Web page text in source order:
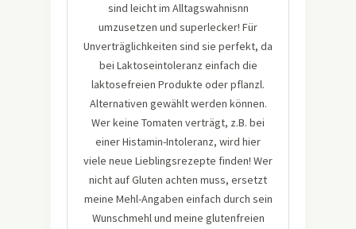
sind leicht im Alltagswahnisnn
umzusetzen und superlecker! Für
Unverträglichkeiten sind sie perfekt, da
bei Laktoseintoleranz einfach die
laktosefreien Produkte oder pflanzl.
Alternativen gewählt werden können.
Wer keine Tomaten verträgt, z.B. bei
einer Histamin-Intoleranz, wird hier
viele neue Lieblingsrezepte finden! Wer
nicht auf Gluten achten muss, ersetzt
meine Mehl-Angaben einfach durch sein
Wunschmehl und meine glutenfreien